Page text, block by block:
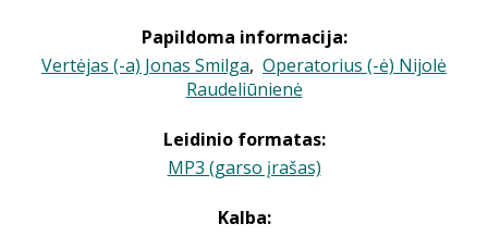
Papildoma informacija:
Vertėjas (-a) Jonas Smilga, Operatorius (-ė) Nijolė
Raudeliūnienė
Leidinio formatas:
MP3 (garso įrašas)
Kalba: